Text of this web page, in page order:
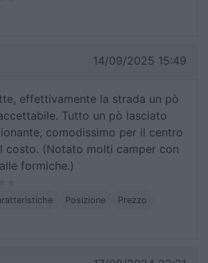
14/09/2025 15:49
effettivamente la strada un pò
Tutto un pò lasciato
comodissimo per il centro
costo. (Notato molti camper con
formiche.)
Posizione
Prezzo